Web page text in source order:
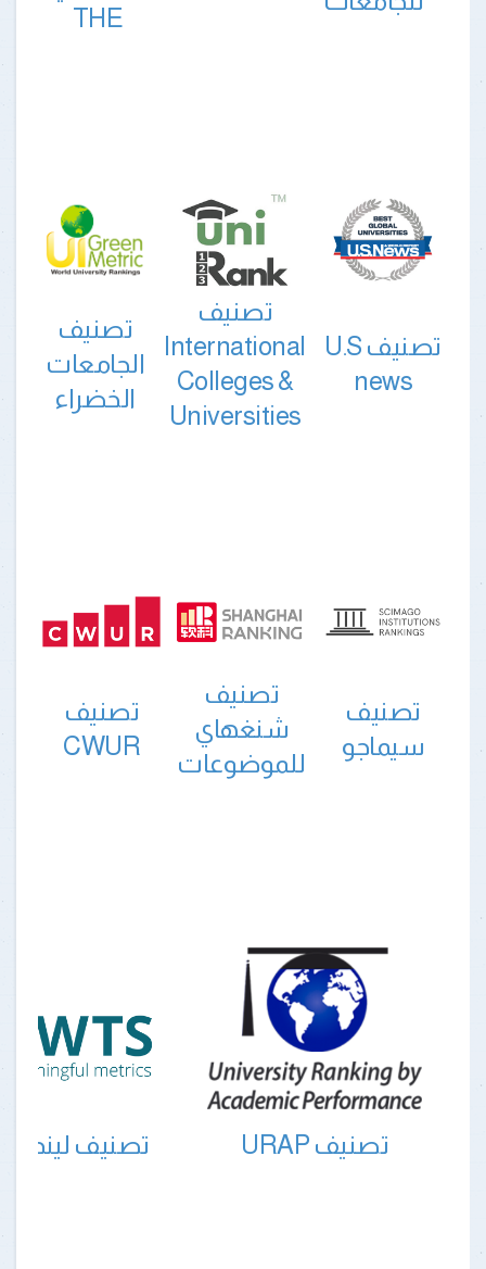
THE
تصنيف U.S
news
تصنيف
International
Colleges &
Universities
تصنيف
الجامعات
الخضراء
تصنيف
سيماجو
تصنيف
شنغهاي
للموضوعات
تصنيف
CWUR
تصنيف URAP تصنيف ليندن